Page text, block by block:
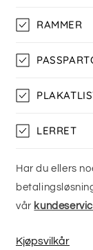
RAMMER
LERRET
Har du ellers
vår
Kjøpsvilkår